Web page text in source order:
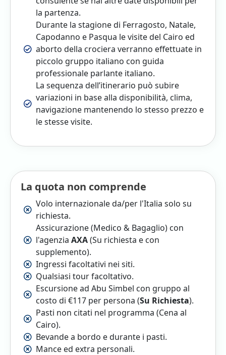
la partenza.
Durante la stagione di Ferragosto, Natale,
Capodanno e Pasqua le visite del Cairo ed
aborto della crociera verranno effettuate in
piccolo gruppo italiano con guida
professionale parlante italiano.
La sequenza dell’itinerario può subire
variazioni in base alla disponibilità, clima,
navigazione mantenendo lo stesso prezzo e
le stesse visite.
La quota non comprende
Volo internazionale da/per l'Italia solo su
richiesta.
Assicurazione (Medico & Bagaglio) con
l'agenzia AXA(Su richiesta e con
supplemento).
Ingressi facoltativi nei siti.
Qualsiasi tour facoltativo.
Escursione ad Abu Simbel con gruppo al
costo di €117 per persona (Su Richiesta).
Pasti non citati nel programma (Cena al
Cairo).
Bevande a bordo e durante i pasti.
Mance ed extra personali.